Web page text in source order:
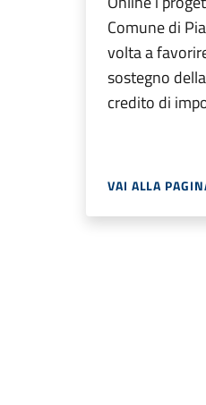
Comune di
volta a
sostegno
credito di
VAI ALLA